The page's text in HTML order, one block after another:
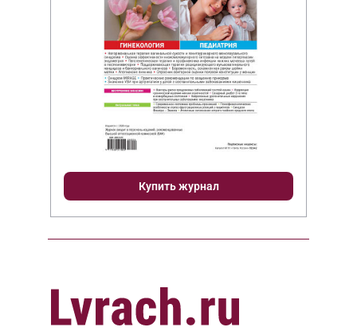
Купить журнал